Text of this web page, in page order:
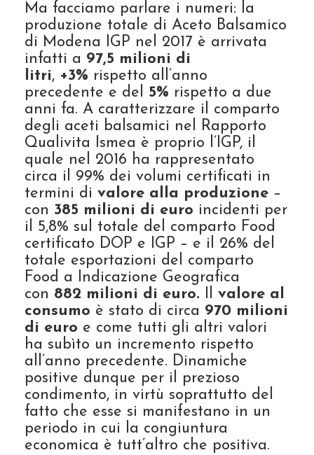
Ma facciamo parlare i numeri: la
produzione totale di Aceto Balsamico
di Modena IGP nel 2017 è arrivata
infatti a 97,5 milioni di
litri, +3% rispetto all’anno
precedente e del 5% rispetto a due
anni fa. A caratterizzare il comparto
degli aceti balsamici nel Rapporto
Qualivita Ismea è proprio l’IGP, il
quale nel 2016 ha rappresentato
circa il 99% dei volumi certificati in
termini di valore alla produzione –
con 385 milioni di euro incidenti per
il 5,8% sul totale del comparto Food
certificato DOP e IGP – e il 26% del
totale esportazioni del comparto
Food a Indicazione Geografica
con 882 milioni di euro. Il valore al
consumo è stato di circa 970 milioni
di euro e come tutti gli altri valori
ha subìto un incremento rispetto
all’anno precedente. Dinamiche
positive dunque per il prezioso
condimento, in virtù soprattutto del
fatto che esse si manifestano in un
periodo in cui la congiuntura
economica è tutt’altro che positiva.